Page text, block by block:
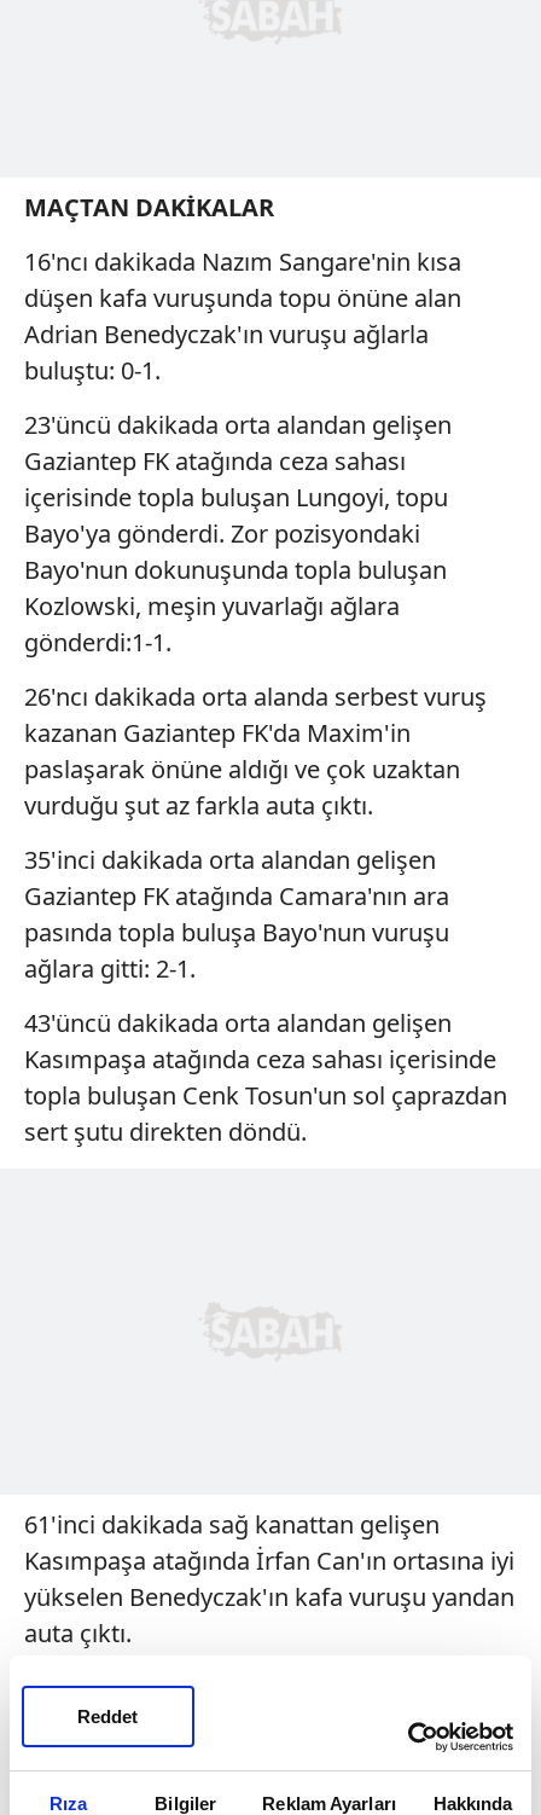
Rıza Bilgiler Reklam Ayarları Hakkında
Reddet
MAÇTAN DAKİKALAR
16'ncı dakikada Nazım Sangare'nin kısa
düşen kafa vuruşunda topu önüne alan
Adrian Benedyczak'ın vuruşu ağlarla
buluştu: 0-1.
23'üncü dakikada orta alandan gelişen
Gaziantep FK atağında ceza sahası
içerisinde topla buluşan Lungoyi, topu
Bayo'ya gönderdi. Zor pozisyondaki
Bayo'nun dokunuşunda topla buluşan
Kozlowski, meşin yuvarlağı ağlara
gönderdi:1-1.
26'ncı dakikada orta alanda serbest vuruş
kazanan Gaziantep FK'da Maxim'in
paslaşarak önüne aldığı ve çok uzaktan
vurduğu şut az farkla auta çıktı.
35'inci dakikada orta alandan gelişen
Gaziantep FK atağında Camara'nın ara
pasında topla buluşa Bayo'nun vuruşu
ağlara gitti: 2-1.
43'üncü dakikada orta alandan gelişen
Kasımpaşa atağında ceza sahası içerisinde
topla buluşan Cenk Tosun'un sol çaprazdan
sert şutu direkten döndü.
61'inci dakikada sağ kanattan gelişen
Kasımpaşa atağında İrfan Can'ın ortasına iyi
yükselen Benedyczak'ın kafa vuruşu yandan
auta çıktı.
66'ncı dakikada rakibinden topu kapan
Dragus ceza sahası içerisinde dengesini